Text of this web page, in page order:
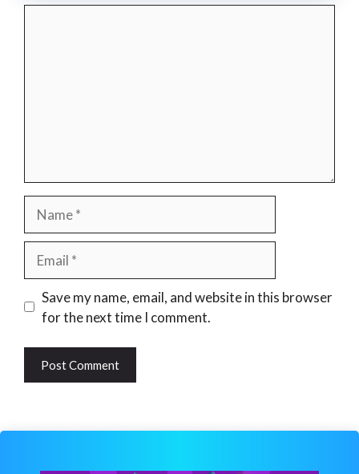
Website
Save my name, email, and website in this browser
for the next time I comment.